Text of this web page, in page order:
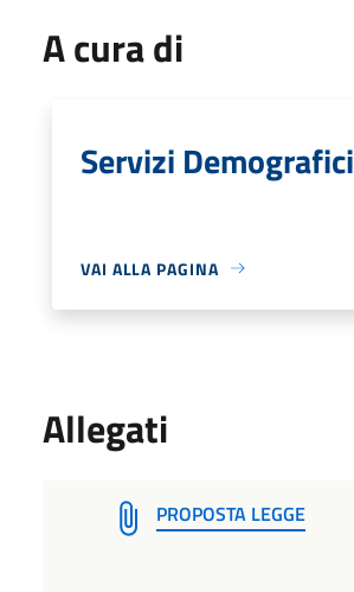
A cura di
Servizi Demografici
VAI ALLA PAGINA
Allegati
PROPOSTA LEGGE